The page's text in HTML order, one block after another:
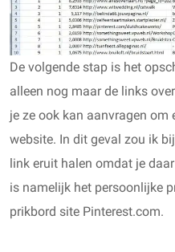
De volgende stap is het
alleen nog maar de links
je ze ook kan aanvragen
website. In dit geval zou ik
link eruit halen omdat je
is namelijk het persoonlijke
prikbord site Pinterest.com.